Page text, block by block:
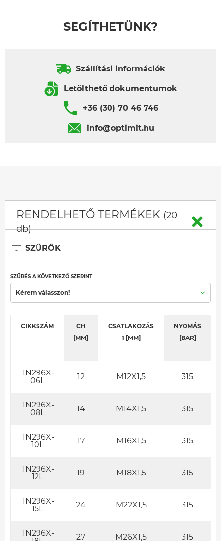
SEGÍTHETÜNK?
Szállítási információk
Letölthető dokumentumok
+36 (30) 70 46 746
info@optimit.hu
RENDELHETŐ TERMÉKEK (20
db)
SZŰRŐK
SZŰRÉS A KÖVETKEZŐ SZERINT
Kérem válasszon!
CIKKSZÁM
CH
[MM]
CSATLAKOZÁS
1 [MM]
NYOMÁS
[BAR]
TN296X-
06L
12 M12X1,5 315
TN296X-
08L
14 M14X1,5 315
TN296X-
10L
17 M16X1,5 315
TN296X-
12L
19 M18X1,5 315
TN296X-
15L
24 M22X1,5 315
TN296X-
27 M26X1,5 315